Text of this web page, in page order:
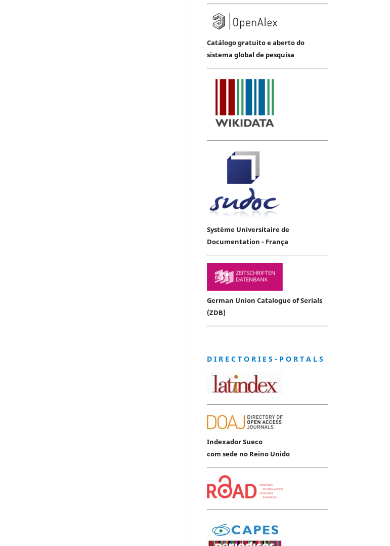
Catálogo gratuito e aberto do
sistema global de pesquisa
Système Universitaire de
Documentation - França
German Union Catalogue of Serials
(ZDB)
D I R E C T O R I E S - P O R T A L S
Indexador Sueco
com sede no Reino Unido